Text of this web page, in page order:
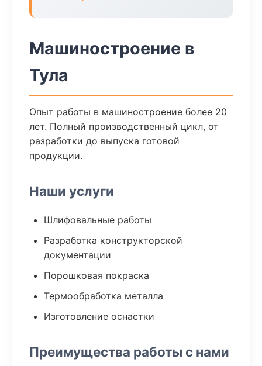
Машиностроение в
Тула
Опыт работы в машиностроение более 20
лет. Полный производственный цикл, от
разработки до выпуска готовой
продукции.
Наши услуги
Шлифовальные работы
Разработка конструкторской
документации
Порошковая покраска
Термообработка металла
Изготовление оснастки
Преимущества работы с нами